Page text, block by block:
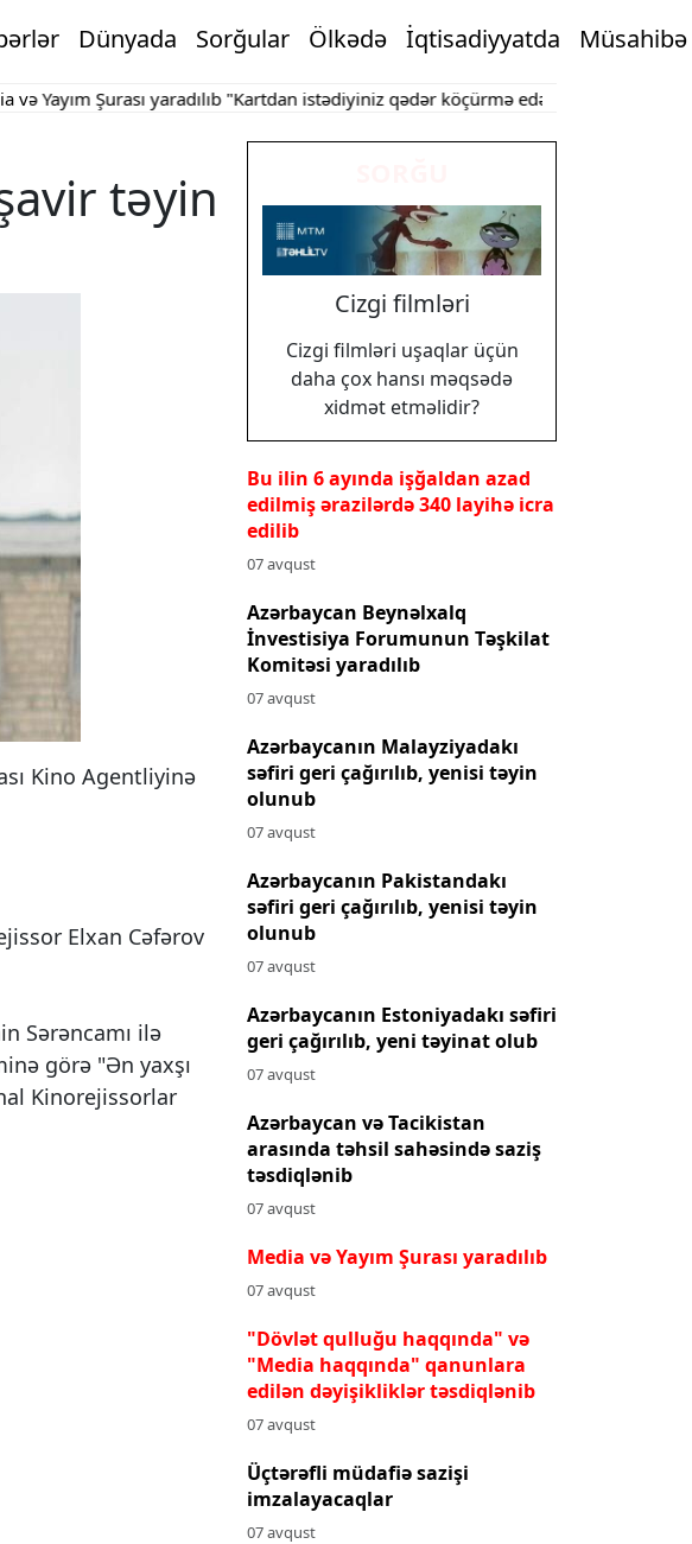
Dünyada Sorğular Ölkədə İqtisadiyyatda Müsahibə
Şurası yaradılıb"Kartdan istədiyiniz qədər köçürmə edə bilərsiniz"
təyin
Kino Agentliyinə
Elxan Cəfərov
Sərəncamı ilə
görə "Ən yaxşı
Kinorejissorlar
Cizgi filmləri
Cizgi filmləri uşaqlar üçün
daha çox hansı məqsədə
xidmət etməlidir?
Bu ilin 6 ayında işğaldan azad
edilmiş ərazilərdə 340 layihə icra
edilib
07 avqust
Azərbaycan Beynəlxalq
İnvestisiya Forumunun Təşkilat
Komitəsi yaradılıb
07 avqust
Azərbaycanın Malayziyadakı
səfiri geri çağırılıb, yenisi təyin
olunub
07 avqust
Azərbaycanın Pakistandakı
səfiri geri çağırılıb, yenisi təyin
olunub
07 avqust
Azərbaycanın Estoniyadakı səfiri
geri çağırılıb, yeni təyinat olub
07 avqust
Azərbaycan və Tacikistan
arasında təhsil sahəsində saziş
təsdiqlənib
07 avqust
Media və Yayım Şurası yaradılıb
07 avqust
"Dövlət qulluğu haqqında" və
"Media haqqında" qanunlara
edilən dəyişikliklər təsdiqlənib
07 avqust
Üçtərəfli müdafiə sazişi
imzalayacaqlar
07 avqust